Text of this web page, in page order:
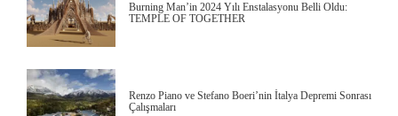
Burning Man’in 2024 Yılı Enstalasyonu Belli Oldu:
TEMPLE OF TOGETHER
Renzo Piano ve Stefano Boeri’nin İtalya Depremi Sonrası
Çalışmaları